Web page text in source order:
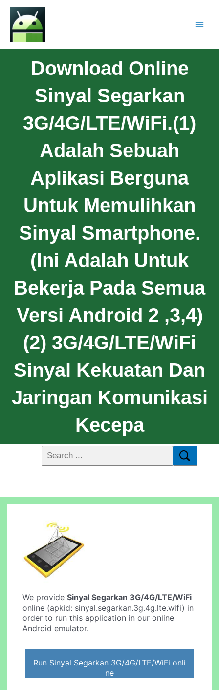
Download Online
Sinyal Segarkan
3G/4G/LTE/WiFi.(1)
Adalah Sebuah
Aplikasi Berguna
Untuk Memulihkan
Sinyal Smartphone.
(Ini Adalah Untuk
Bekerja Pada Semua
Versi Android 2 ,3,4)
(2) 3G/4G/LTE/WiFi
Sinyal Kekuatan Dan
Jaringan Komunikasi
Kecepa
We provideSinyal Segarkan 3G/4G/LTE/WiFi
online (apkid: sinyal.segarkan.3g.4g.lte.wifi) in
order to run this application in our online
Android emulator.
Run Sinyal Segarkan 3G/4G/LTE/WiFi onli
ne